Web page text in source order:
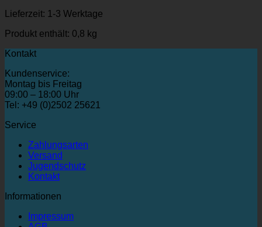
Lieferzeit: 1-3 Werktage
Produkt enthält: 0,8 kg
Kontakt
Kundenservice:
Montag bis Freitag
09:00 – 18:00 Uhr
Tel: +49 (0)2502 25621
Service
Zahlungsarten
Versand
Jugendschutz
Kontakt
Informationen
Impressum